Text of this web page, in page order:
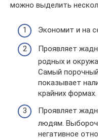
можно выделить
Экономит и на
Проявляет
родных и
Самый
показывает
крайних формах.
Проявляет
людям.
негативное